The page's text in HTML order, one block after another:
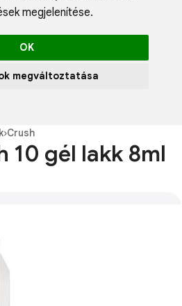
megjelenítése.
OK
megváltoztatása
Blog
›Crush
10 gél lakk 8ml